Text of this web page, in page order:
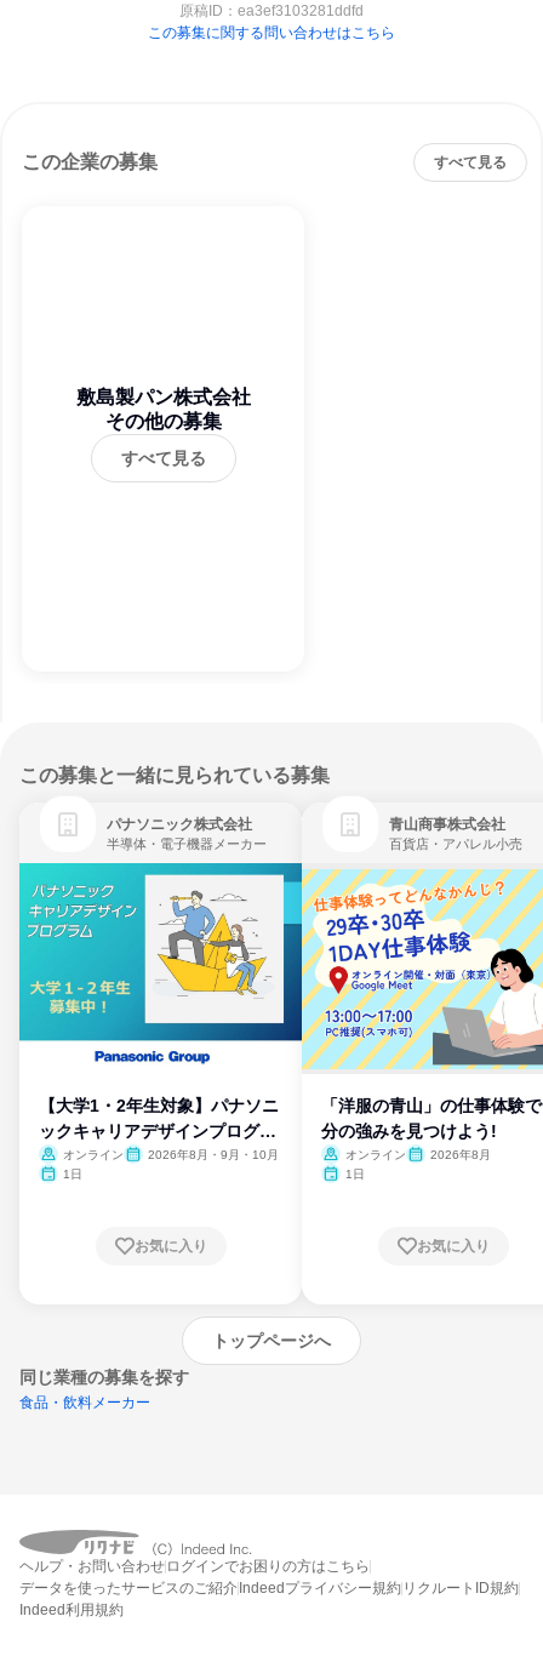
原稿ID： ea3ef3103281ddfd
この募集に関する問い合わせはこちら
この企業の募集 すべて見る
敷島製パン株式会社
その他の募集
すべて見る
この募集と一緒に見られている募集
パナソニック株式会社
半導体・電子機器メーカー
【大学1・2年生対象】パナソニ
ックキャリアデザインプログラ
ム
オンライン
2026年8月・9月・10月
1日
お気に入り
青山商事株式会社
百貨店・アパレル小売
「洋服の青山」の仕事体験
分の強みを見つけよう!
オンライン
2026年8月
1日
お気に入り
トップページへ
同じ業種の募集を探す
食品・飲料メーカー
外部の新卒情報サイトへ遷移します
ヘルプ・お問い合わせ ログインでお困りの方はこちら
データを使ったサービスのご紹介 Indeedプライバシー規約 リクルートID規約
Indeed利用規約